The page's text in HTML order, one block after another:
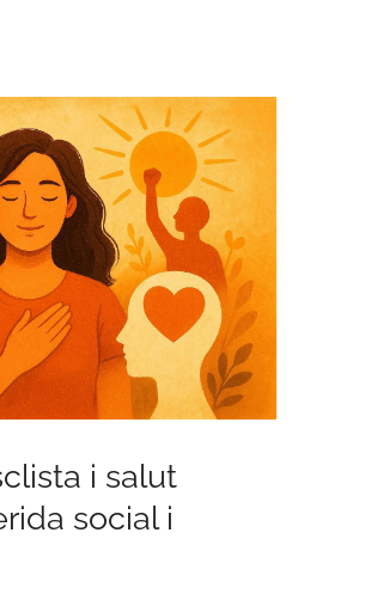
i salut
social i